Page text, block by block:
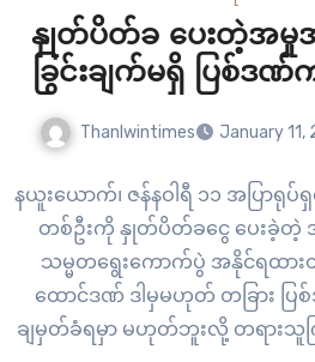
နှုတ်ပိတ်ခ ပေးတဲ့အ
ခြွင်းချက်မရှိ ပြစ်ဒ
Thanlwintimes January 11,
နယူးယောက်၊ ဇန်နဝါရီ ၁၁ အပြာရု
တစ်ဦးကို နှုတ်ပိတ်ခငွေ ပေးခဲ့
သမ္မတရွေးကောက်ပွဲ အနိုင်ရထား
ထောင်ဒဏ် ဒါမှမဟုတ် တခြား ပ
ချမှတ်ခံရမှာ မဟုတ်ဘူးလို့ တရားသူက